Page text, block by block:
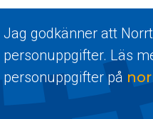
Jag godkänner att
personuppgifter. Läs
personuppgifter på